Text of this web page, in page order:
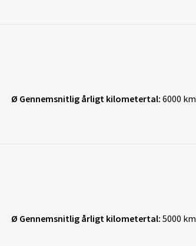
Ø Gennemsnitlig årligt kilometertal:6000 km
Ø Gennemsnitlig årligt kilometertal:5000 km